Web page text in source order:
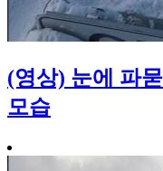
(영상) 눈에 파
모습